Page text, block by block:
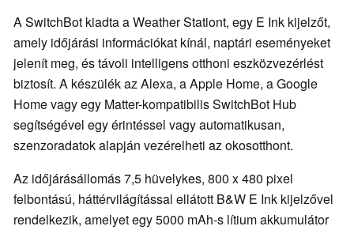
A SwitchBot kiadta a Weather Stationt, egy E Ink kijelzőt,
amely időjárási információkat kínál, naptári eseményeket
jelenít meg, és távoli intelligens otthoni eszközvezérlést
biztosít. A készülék az Alexa, a Apple Home, a Google
Home vagy egy Matter-kompatibilis SwitchBot Hub
segítségével egy érintéssel vagy automatikusan,
szenzoradatok alapján vezérelheti az okosotthont.
Az időjárásállomás 7,5 hüvelykes, 800 x 480 pixel
felbontású, háttérvilágítással ellátott B&W E Ink kijelzővel
rendelkezik, amelyet egy 5000 mAh-s lítium akkumulátor